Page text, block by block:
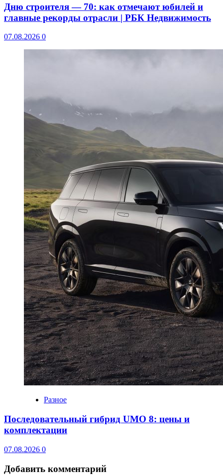
Дню строителя — 70: как отмечают юбилей и
главные рекорды отрасли | РБК Недвижимость
07.08.2026 0
Разное
Последовательный гибрид UMO 8: цены и
комплектации
07.08.2026 0
Добавить комментарий